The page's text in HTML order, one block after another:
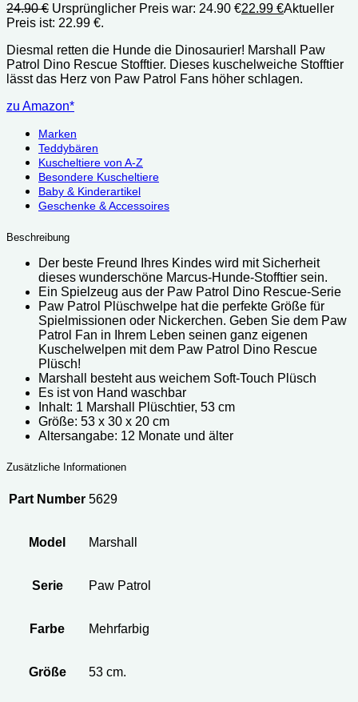
24.90€ Ursprünglicher Preis war: 24.90 €22.99 €Aktueller
Preis ist: 22.99 €.
Diesmal retten die Hunde die Dinosaurier! Marshall Paw
Patrol Dino Rescue Stofftier. Dieses kuschelweiche Stofftier
lässt das Herz von Paw Patrol Fans höher schlagen.
zu Amazon*
Marken
Teddybären
Kuscheltiere von A-Z
Besondere Kuscheltiere
Baby & Kinderartikel
Geschenke & Accessoires
Beschreibung
Der beste Freund Ihres Kindes wird mit Sicherheit
dieses wunderschöne Marcus-Hunde-Stofftier sein.
Ein Spielzeug aus der Paw Patrol Dino Rescue-Serie
Paw Patrol Plüschwelpe hat die perfekte Größe für
Spielmissionen oder Nickerchen. Geben Sie dem Paw
Patrol Fan in Ihrem Leben seinen ganz eigenen
Kuschelwelpen mit dem Paw Patrol Dino Rescue
Plüsch!
Marshall besteht aus weichem Soft-Touch Plüsch
Es ist von Hand waschbar
Inhalt: 1 Marshall Plüschtier, 53 cm
Größe: ‎53 x 30 x 20 cm
Altersangabe: 12 Monate und älter
Zusätzliche Informationen
Part Number 5629
Model Marshall
Serie Paw Patrol
Farbe Mehrfarbig
Größe 53 cm.